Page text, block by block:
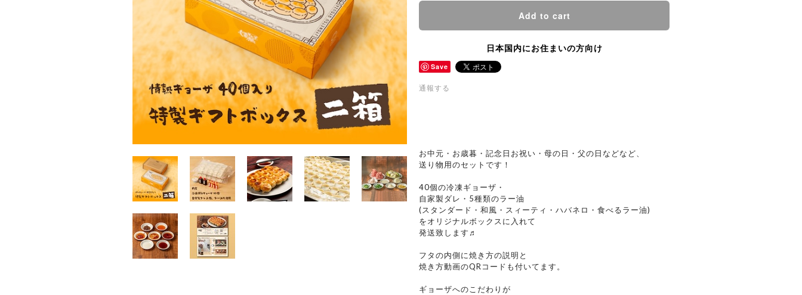
Add to cart
日本国内にお住まいの方向け
Save
通報する
お中元・お歳暮・記念日お祝い・母の日・父の日などなど、
送り物用のセットです！
40個の冷凍ギョーザ・
自家製ダレ・5種類のラー油
(スタンダード・和風・スィーティ・ハバネロ・食べるラー油)
をオリジナルボックスに入れて
発送致します♬
フタの内側に焼き方の説明と
焼き方動画のQRコードも付いてます。
ギョーザへのこだわりが